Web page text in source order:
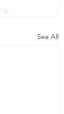
See All